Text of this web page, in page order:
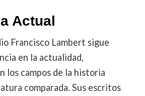
Actual
Francisco Lambert sigue
en la actualidad,
los campos de la historia
comparada. Sus escritos